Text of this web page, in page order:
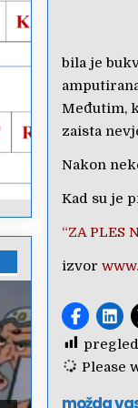
bila je
Međutim,
zaista
Nakon
Kad su je
“ZA PLES
izvor
Please
možda